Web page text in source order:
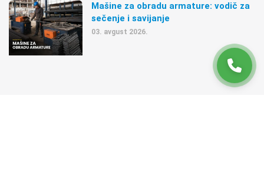
Mašine za obradu armature: vodič za
sečenje i savijanje
03. avgust 2026.